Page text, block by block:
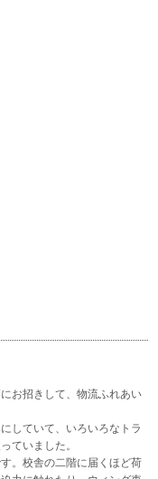
お招きして、物流ふれあい
していて、いろいろなトラ
ていました。
。校舎の二階に届くほど荷